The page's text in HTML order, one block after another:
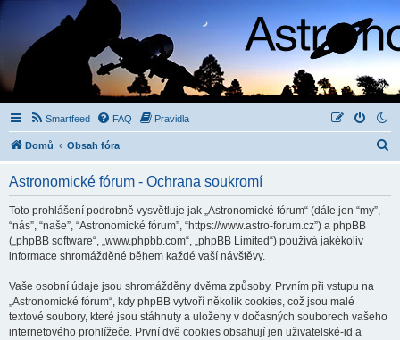
Smartfeed FAQ Pravidla
Domů Obsah fóra
Astronomické fórum - Ochrana soukromí
Toto prohlášení podrobně vysvětluje jak „Astronomické fórum“ (dále jen “my”,
“nás”, “naše”, “Astronomické fórum”, “https://www.astro-forum.cz”) a phpBB
(„phpBB software“, „www.phpbb.com“, „phpBB Limited“) používá jakékoliv
informace shromážděné během každé vaší návštěvy.
Vaše osobní údaje jsou shromážděny dvěma způsoby. Prvním při vstupu na
„Astronomické fórum“, kdy phpBB vytvoří několik cookies, což jsou malé
textové soubory, které jsou stáhnuty a uloženy v dočasných souborech vašeho
internetového prohlížeče. První dvě cookies obsahují jen uživatelské-id a